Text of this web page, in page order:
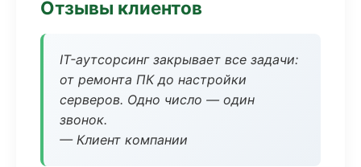
Отзывы клиентов
IT-аутсорсинг закрывает все задачи:
от ремонта ПК до настройки
серверов. Одно число — один
звонок.
— Клиент компании